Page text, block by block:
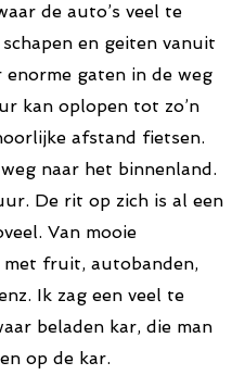
de auto’s veel te
en geiten vanuit
gaten in de weg
kan oplopen tot zo’n
afstand fietsen.
naar het binnenland.
De rit op zich is al een
Van mooie
met fruit, autobanden,
Ik zag een veel te
beladen kar, die man
op de kar.